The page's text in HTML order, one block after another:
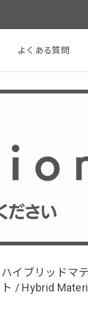
よくある質問
ハイブリッドマ
ト / Hybrid